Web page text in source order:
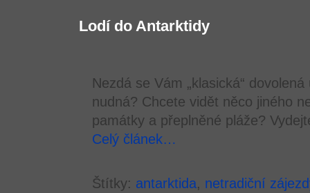
Lodí do Antarktidy
Nezdá se Vám „klasická“
nudná? Chcete vidět něco jiného
památky a přeplněné pláže?
Celý článek…
Štítky: antarktida, netradiční